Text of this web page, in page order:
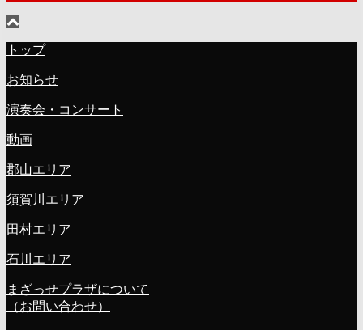
トップ
お知らせ
演奏会・コンサート
動画
郡山エリア
須賀川エリア
田村エリア
石川エリア
まざっせプラザについて
（お問い合わせ）